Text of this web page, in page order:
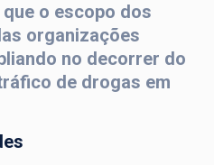
o escopo dos
organizações
no decorrer do
de drogas em